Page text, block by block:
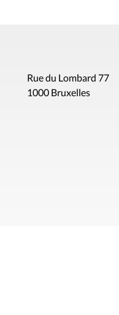
Rue du Lombard 77
1000 Bruxelles